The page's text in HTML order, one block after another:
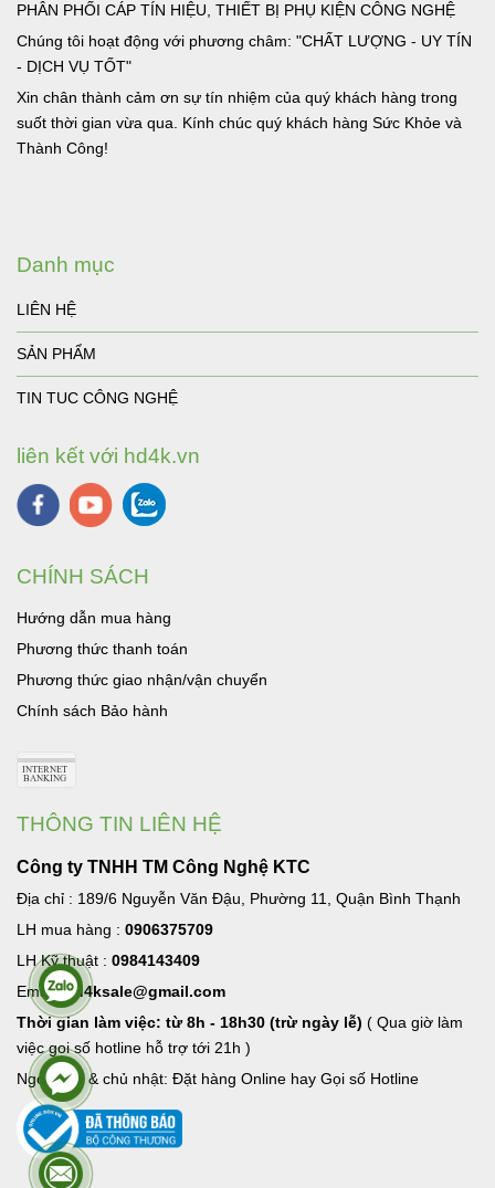
PHÂN PHỐI CÁP TÍN HIỆU, THIẾT BỊ PHỤ KIỆN CÔNG NGHỆ
Chúng tôi hoạt động với phương châm: "CHẤT LƯỢNG - UY TÍN
- DỊCH VỤ TỐT"
Xin chân thành cảm ơn sự tín nhiệm của quý khách hàng trong
suốt thời gian vừa qua. Kính chúc quý khách hàng Sức Khỏe và
Thành Công!
Danh mục
LIÊN HỆ
SẢN PHẨM
TIN TUC CÔNG NGHỆ
liên kết với hd4k.vn
CHÍNH SÁCH
Hướng dẫn mua hàng
Phương thức thanh toán
Phương thức giao nhận/vận chuyển
Chính sách Bảo hành
THÔNG TIN LIÊN HỆ
Công ty TNHH TM Công Nghệ KTC
Địa chỉ : 189/6 Nguyễn Văn Đậu, Phường 11, Quận Bình Thạnh
LH mua hàng : 0906375709
LH Kỹ thuật : 0984143409
Email:hd4ksale@gmail.com
Thời gian làm việc: từ 8h - 18h30 (trừ ngày lễ) ( Qua giờ làm
việc goi số hotline hỗ trợ tới 21h )
Ngoài giờ & chủ nhật: Đặt hàng Online hay Gọi số Hotline